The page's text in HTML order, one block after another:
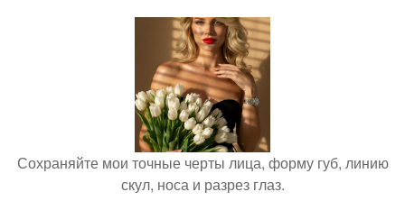
Сохраняйте мои точные черты лица, форму губ, линию
скул, носа и разрез глаз.